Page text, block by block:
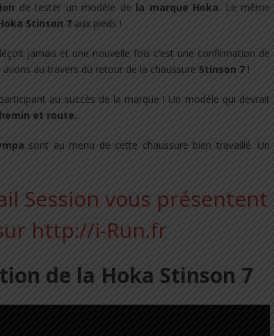
de tester un modèle de la marque Hoka. Le même
Stinson 7 aux pieds !
jamais et une nouvelle fois c’est une confirmation de
avons au travers du retour de la chaussure Stinson 7 !
au succès de la marque ! Un modèle qui devrait
et route.
sont au menu de cette chaussure bien travaillé. Un
de la Hoka Stinson 7